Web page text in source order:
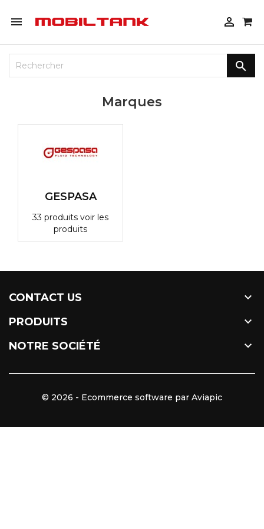
 

Marques
GESPASA
33 produits voir les
produits
CONTACT US 
PRODUITS 
NOTRE SOCIÉTÉ 
© 2026 - Ecommerce software par Aviapic